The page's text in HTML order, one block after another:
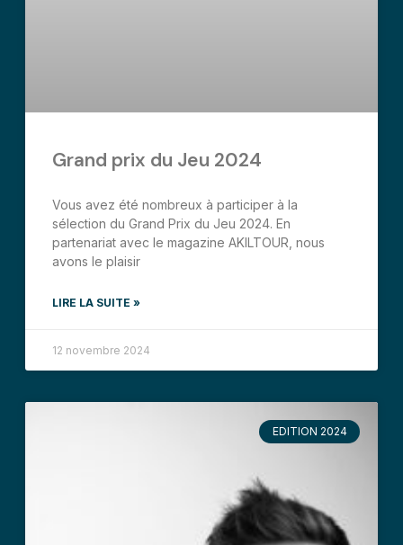
Grand prix du Jeu 2024
Vous avez été nombreux à participer à la
sélection du Grand Prix du Jeu 2024. En
partenariat avec le magazine AKILTOUR, nous
avons le plaisir
LIRE LA SUITE »
12 novembre 2024
EDITION 2024